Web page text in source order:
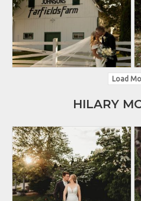
Load
HILARY